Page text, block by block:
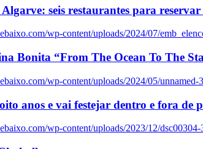
seis restaurantes para reservar
wp-content/uploads/2024/07/
Bonita “From The Ocean To The
wp-content/uploads/2024/05/unnamed-
anos e vai festejar dentro e fora de
wp-content/uploads/2023/12/